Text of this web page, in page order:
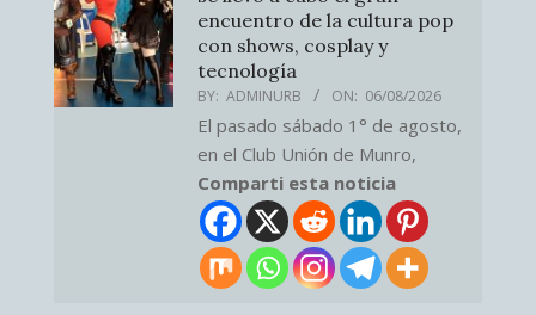
encuentro de la cultura pop
con shows, cosplay y
tecnología
BY: ADMINURB ON: 06/08/2026
El pasado sábado 1° de agosto,
en el Club Unión de Munro,
Comparti esta noticia